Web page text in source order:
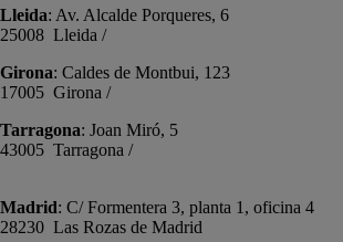
Lleida: Av. Alcalde Porqueres, 6
25008 Lleida /
Girona: Caldes de Montbui, 123
17005 Girona /
Tarragona: Joan Miró, 5
43005 Tarragona /
Madrid: C/ Formentera 3, planta 1, oficina 4
28230 Las Rozas de Madrid